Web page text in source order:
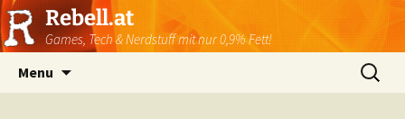
Rebell.at
Games, Tech & Nerdstuff mit nur 0,9% Fett!
Menu
Suchen
nach: